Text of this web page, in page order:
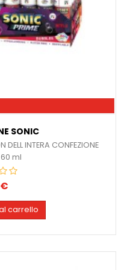
SONIC
DELL INTERA CONFEZIONE
ml
carrello